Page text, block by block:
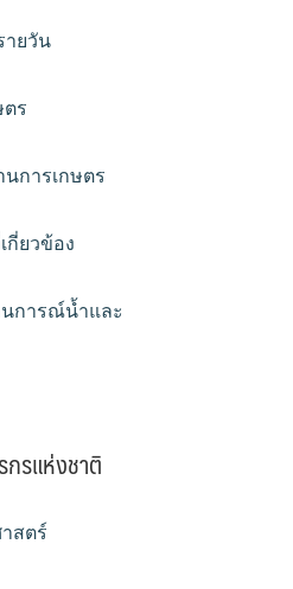
ายวัน
ตร
การเกษตร
กี่ยวข้อง
การณ์น้ำและ
รแห่งชาติ
สตร์